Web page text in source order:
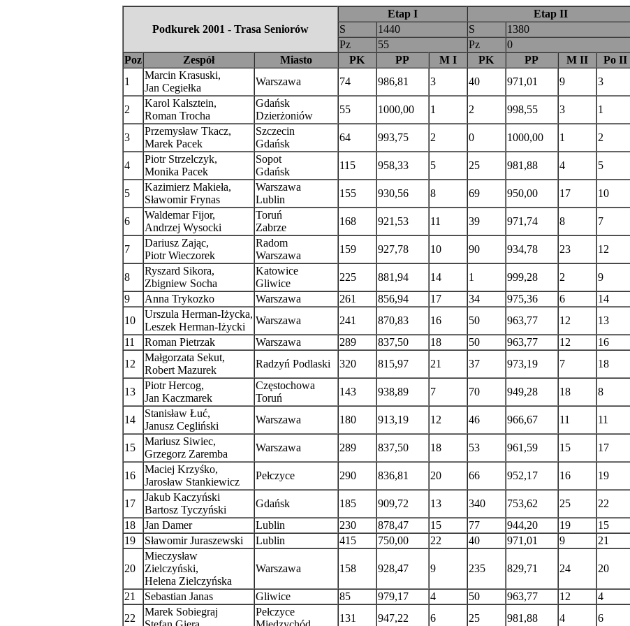
Podkurek 2001 - Trasa Seniorów
Etap I Etap II
S 1440 S 1380
Pz
55 Pz 0
Poz
Zespół Miasto PK PP M I PK PP M II Po II
1
Marcin Krasuski,
Jan Cegiełka
Warszawa 74 986,81 3 40 971,01 9 3
2
Karol Kalsztein,
Roman Trocha
Gdańsk
Dzierżoniów
55 1000,00 1 2 998,55 3 1
3
Przemysław Tkacz,
Marek Pacek
Szczecin
Gdańsk
64 993,75 2 0 1000,00 1 2
4
Piotr Strzelczyk,
Monika Pacek
Sopot
Gdańsk
115 958,33 5 25 981,88 4 5
5
Kazimierz Makieła,
Sławomir Frynas
Warszawa
Lublin
155 930,56 8 69 950,00 17 10
6
Waldemar Fijor,
Andrzej Wysocki
Toruń
Zabrze
168 921,53 11 39 971,74 8 7
7
Dariusz Zając,
Piotr Wieczorek
Radom
Warszawa
159 927,78 10 90 934,78 23 12
8
Ryszard Sikora,
Zbigniew Socha
Katowice
Gliwice
225 881,94 14 1 999,28 2 9
9
Anna Trykozko Warszawa 261 856,94 17 34 975,36 6 14
10
Urszula Herman-Iżycka,
Leszek Herman-Iżycki
Warszawa 241 870,83 16 50 963,77 12 13
11
Roman Pietrzak Warszawa 289 837,50 18 50 963,77 12 16
12
Małgorzata Sekut,
Robert Mazurek
Radzyń Podlaski 320 815,97 21 37 973,19 7 18
13
Piotr Hercog,
Jan Kaczmarek
Częstochowa
Toruń
143 938,89 7 70 949,28 18 8
14
Stanisław Łuć,
Janusz Cegliński
Warszawa 180 913,19 12 46 966,67 11 11
15
Mariusz Siwiec,
Grzegorz Zaremba
Warszawa 289 837,50 18 53 961,59 15 17
16
Maciej Krzyśko,
Jarosław Stankiewicz
Pełczyce 290 836,81 20 66 952,17 16 19
17
Jakub Kaczyński
Bartosz Tyczyński
Gdańsk 185 909,72 13 340 753,62 25 22
18
Jan Damer Lublin 230 878,47 15 77 944,20 19 15
19
Sławomir Juraszewski Lublin 415 750,00 22 40 971,01 9 21
20
Mieczysław
Zielczyński,
Helena Zielczyńska
Warszawa 158 928,47 9 235 829,71 24 20
21 Sebastian Janas Gliwice 85 979,17 4 50 963,77 12 4
22
Marek Sobiegraj
Pełczyce
131 947,22 6 25 981,88 4 6